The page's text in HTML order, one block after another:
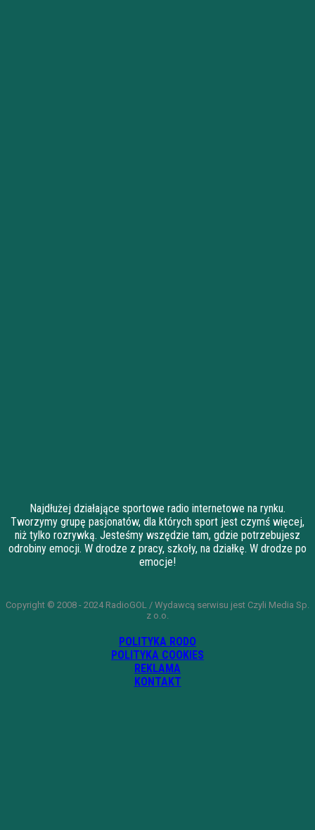
Najdłużej działające sportowe radio internetowe na rynku.
Tworzymy grupę pasjonatów, dla których sport jest czymś więcej,
niż tylko rozrywką. Jesteśmy wszędzie tam, gdzie potrzebujesz
odrobiny emocji. W drodze z pracy, szkoły, na działkę. W drodze po
emocje!
Copyright © 2008 - 2024 RadioGOL / Wydawcą serwisu jest Czyli Media Sp.
z o.o.
POLITYKA RODO
POLITYKA COOKIES
REKLAMA
KONTAKT